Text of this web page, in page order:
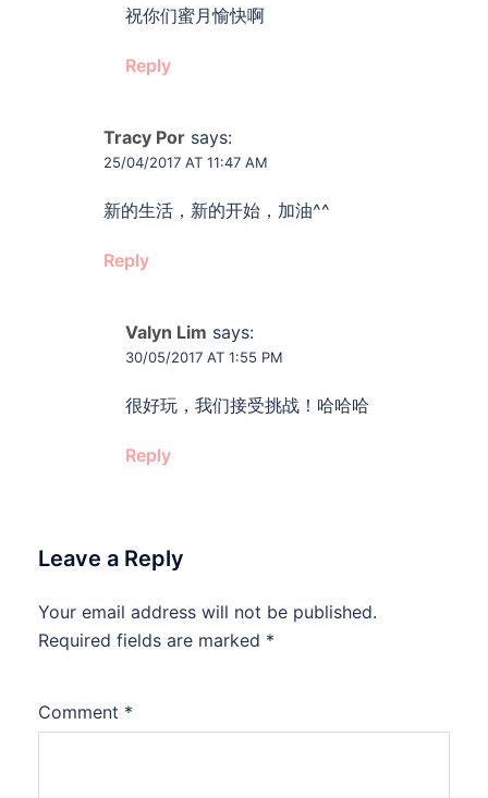
祝你们蜜月愉快啊
Reply
Tracy Por says:
25/04/2017 AT 11:47 AM
新的生活，新的开始，加油^^
Reply
Valyn Lim says:
30/05/2017 AT 1:55 PM
很好玩，我们接受挑战！哈哈哈
Reply
Leave a Reply
Your email address will not be published.
Required fields are marked *
Comment *